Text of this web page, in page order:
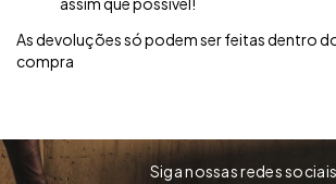
As devoluções só podem ser feitas dentro
compra
Siga nossas redes sociais